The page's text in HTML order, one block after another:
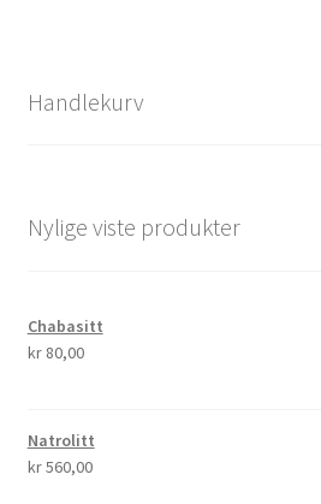
Handlekurv
Nylige viste produkter
Chabasitt
kr80,00
Natrolitt
kr560,00